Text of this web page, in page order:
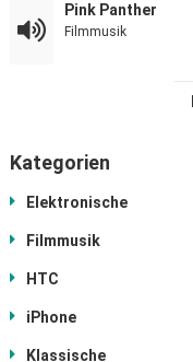
Pink Panther
Filmmusik
Kategorien
Elektronische
Filmmusik
HTC
iPhone
Klassische